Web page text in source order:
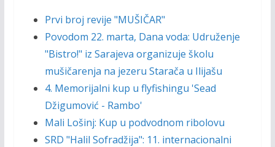
Prvi broj revije "MUŠIČAR"
Povodom 22. marta, Dana voda: Udruženje
"Bistro!" iz Sarajeva organizuje školu
mušičarenja na jezeru Starača u Ilijašu
4. Memorijalni kup u flyfishingu 'Sead
Džigumović - Rambo'
Mali Lošinj: Kup u podvodnom ribolovu
SRD "Halil Sofradžija": 11. internacionalni